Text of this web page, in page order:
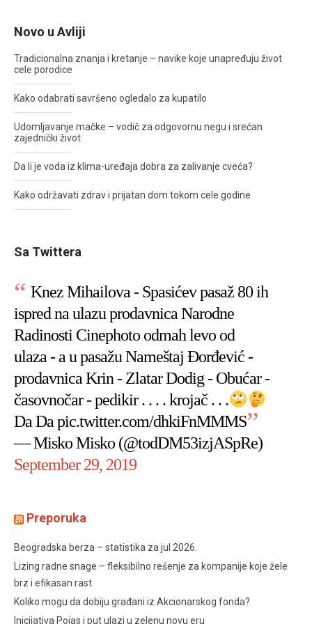
Novo u Avliji
Tradicionalna znanja i kretanje – navike koje unapređuju život
cele porodice
Kako odabrati savršeno ogledalo za kupatilo
Udomljavanje mačke – vodič za odgovornu negu i srećan
zajednički život
Da li je voda iz klima-uređaja dobra za zalivanje cveća?
Kako održavati zdrav i prijatan dom tokom cele godine
Sa Twittera
Knez Mihailova - Spasićev pasaž 80 ih
ispred na ulazu prodavnica Narodne
Radinosti Cinephoto odmah levo od
ulaza - a u pasažu Nameštaj Đorđević -
prodavnica Krin - Zlatar Dodig - Obućar -
časovnočar - pedikir . . . . krojač . . .
Da Dapic.twitter.com/dhkiFnMMMS
— Misko Misko (@todDM53izjASpRe)
September 29, 2019
Preporuka
Beogradska berza – statistika za jul 2026.
Lizing radne snage – fleksibilno rešenje za kompanije koje žele
brz i efikasan rast
Koliko mogu da dobiju građani iz Akcionarskog fonda?
Inicijativa Pojas i put ulazi u zelenu novu eru